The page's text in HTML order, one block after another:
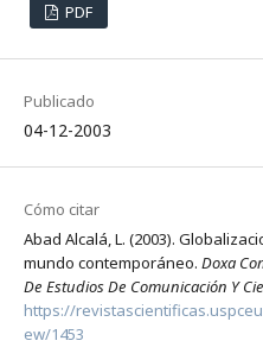
PDF
Publicado
04-12-2003
Cómo citar
Abad Alcalá, L. (2003).
mundo contemporáneo. Doxa
De Estudios De Comunicación Y
https://
ew/1453